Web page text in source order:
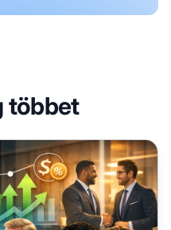
többet
alkalmazása: mikor